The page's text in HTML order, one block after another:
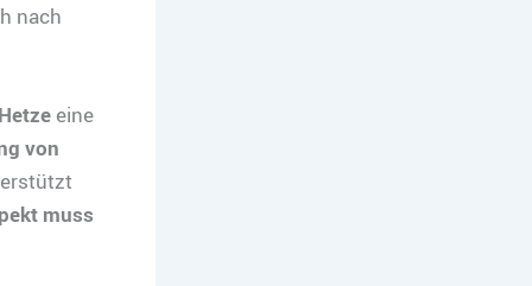
nach
eine
von
muss